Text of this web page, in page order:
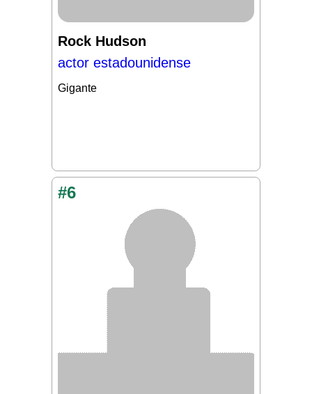
Rock Hudson
actor estadounidense
Gigante
#6